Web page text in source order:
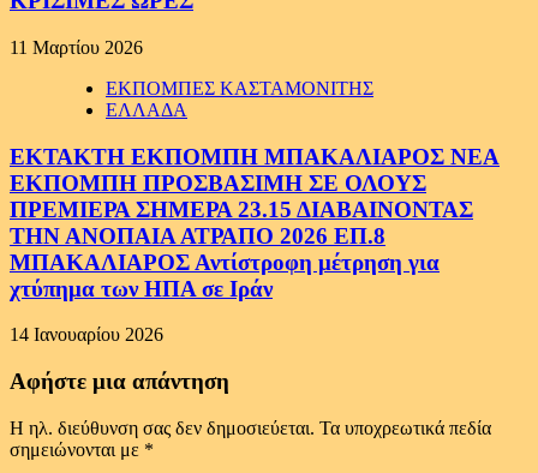
11 Μαρτίου 2026
ΕΚΠΟΜΠΕΣ ΚΑΣΤΑΜΟΝΙΤΗΣ
ΕΛΛΑΔΑ
ΕΚΤΑΚΤΗ ΕΚΠΟΜΠΗ ΜΠΑΚΑΛΙΑΡΟΣ ΝΕΑ
ΕΚΠΟΜΠΗ ΠΡΟΣΒΑΣΙΜΗ ΣΕ ΟΛΟΥΣ
ΠΡΕΜΙΕΡΑ ΣΗΜΕΡΑ 23.15 ΔΙΑΒΑΙΝΟΝΤΑΣ
ΤΗΝ ΑΝΟΠΑΙΑ ΑΤΡΑΠΟ 2026 ΕΠ.8
ΜΠΑΚΑΛΙΑΡΟΣ Αντίστροφη μέτρηση για
χτύπημα των ΗΠΑ σε Ιράν
14 Ιανουαρίου 2026
Αφήστε μια απάντηση
Η ηλ. διεύθυνση σας δεν δημοσιεύεται. Τα υποχρεωτικά πεδία
σημειώνονται με *